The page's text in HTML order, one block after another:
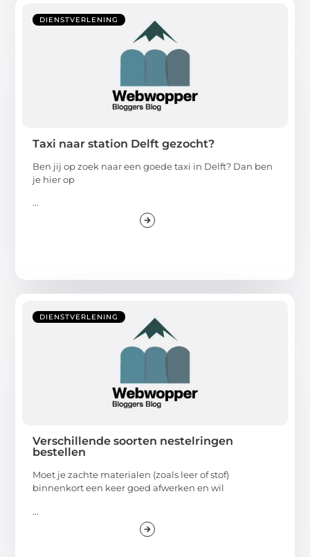
DIENSTVERLENING
Taxi naar station Delft gezocht?
Ben jij op zoek naar een goede taxi in Delft? Dan ben
je hier op
...
DIENSTVERLENING
Verschillende soorten nestelringen
bestellen
Moet je zachte materialen (zoals leer of stof)
binnenkort een keer goed afwerken en wil
...